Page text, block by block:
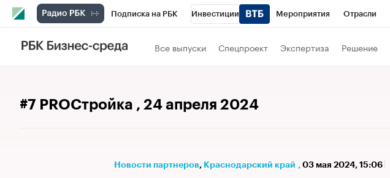
Подписка на РБК Инвестиции Мероприятия Отрасли
Телеканал
Исследования
Все выпуски Спецпроект Экспертиза Решение
#7 PROСтройка , 24 апреля 2024
Новости партнеров⁠, Краснодарский край , 03 мая 2024, 15:06